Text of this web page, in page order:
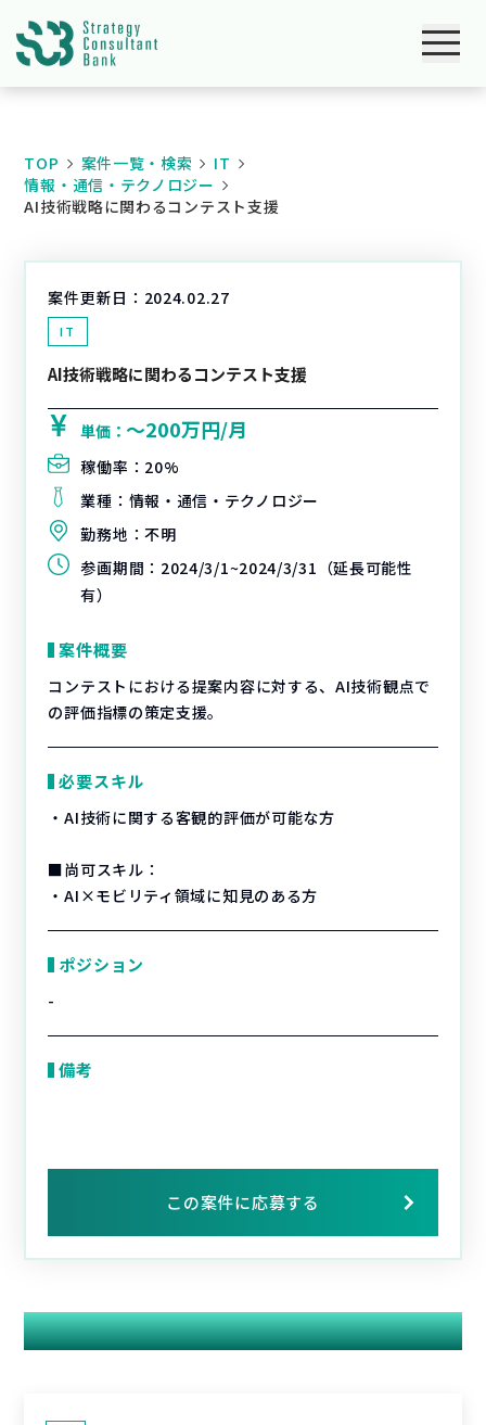
TOP 案件一覧・検索
IT
情報・通信・テクノロジー
AI技術戦略に関わるコンテスト支援
案件更新日： 2024.02.27
IT
AI技術戦略に関わるコンテスト支援
単価：〜200万円/月
稼働率： 20%
業種： 情報・通信・テクノロジー
勤務地：不明
参画期間： 2024/3/1~2024/3/31（延長可能性
有）
案件概要
コンテストにおける提案内容に対する、AI技術観点で
の評価指標の策定支援。
必要スキル
・AI技術に関する客観的評価が可能な方
■尚可スキル：
・AI×モビリティ領域に知見のある方
ポジション
-
備考
この案件に応募する
関連する案件